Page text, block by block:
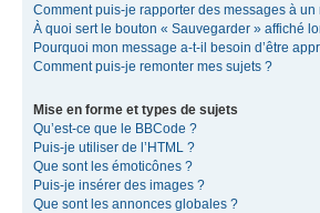
Comment puis-je rapporter des messages à un
À quoi sert le bouton « Sauvegarder » affiché
Pourquoi mon message a-t-il besoin d’être
Comment puis-je remonter mes sujets ?
Mise en forme et types de sujets
Qu’est-ce que le BBCode ?
Puis-je utiliser de l’HTML ?
Que sont les émoticônes ?
Puis-je insérer des images ?
Que sont les annonces globales ?